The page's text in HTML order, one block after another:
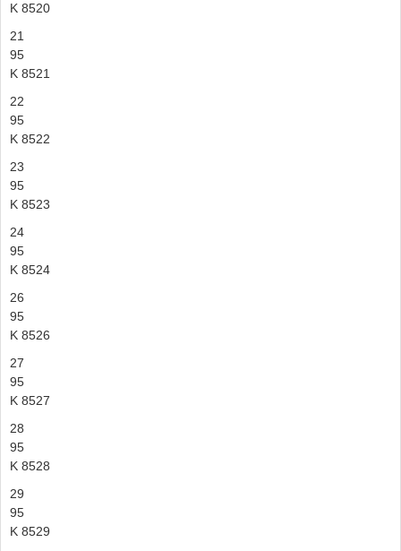
Calix - Packline - Takboxar
Thule - Takboxar
Thule - Lasthållare
LAGERRENSING
Begagnade Motorer & Båtar
K 8520
21
95
K 8521
22
95
K 8522
23
95
K 8523
24
95
K 8524
26
95
K 8526
27
95
K 8527
28
95
K 8528
29
95
K 8529